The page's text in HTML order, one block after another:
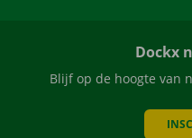
Dockx
Blijf op de hoogte van